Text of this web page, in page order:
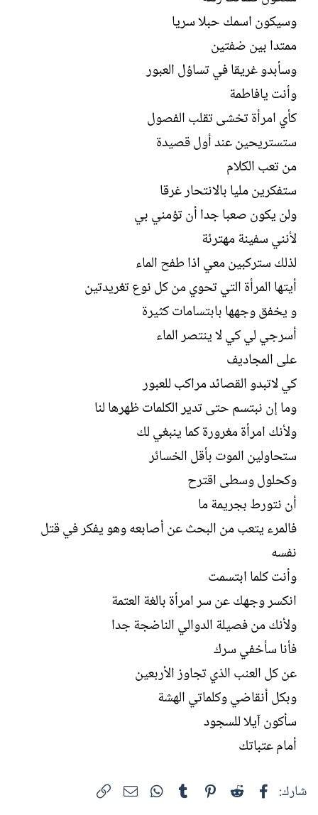
وسيكون اسمك حبلا سريا
ممتدا بين ضفتين
وسأبدو غريقا في تساؤل العبور
وأنت يافاطمة
كأي امرأة تخشى تقلب الفصول
ستستريحين عند أول قصيدة
من تعب الكلام
ستفكرين مليا بالانتحار غرقا
ولن يكون صعبا جدا أن تؤمني بي
لأنني سفينة مهترئة
لذلك ستركبين معي اذا طفح الماء
أيتها المرأة التي تحوي من كل نوع تغريدتين
و يخفق وجهها بابتسامات كثيرة
أسرجي لي كي لا ينتصر الماء
على المجاديف
كي لاتبدو القصائد مراكب للعبور
وما إن نبتسم حتى تدير الكلمات ظهرها لنا
ولأنك امرأة مغرورة كما ينبغي لك
ستحاولين الموت بأقل الخسائر
وكحلول وسطى اقترح
أن نتورط بجريمة ما
فالمرء يتعب من البحث عن أصابعه وهو يفكر في قتل
نفسه
وأنت كلما ابتسمت
انكسر وجهك عن سر امرأة بالغة العتمة
ولأنك من فصيلة الدوالي الناضجة جدا
فأنا سأخفي سرك
عن كل العنب الذي تجاوز الأربعين
وبكل أنقاضي وكلماتي الهشة
سأكون آيلا للسجود
أمام عتباتك
شارك: فيسبوك Reddit
Pinterest
Tumblr
WhatsAppالبريد الإلكتروني